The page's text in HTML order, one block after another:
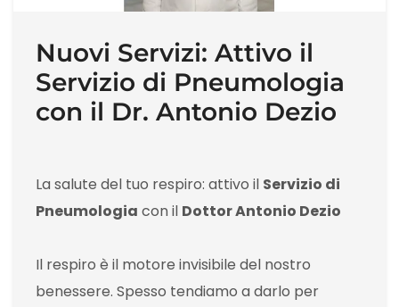
Nuovi Servizi: Attivo il
Servizio di Pneumologia
con il Dr. Antonio Dezio
La salute del tuo respiro: attivo il Servizio di
Pneumologia con il Dottor Antonio Dezio
Il respiro è il motore invisibile del nostro
benessere. Spesso tendiamo a darlo per